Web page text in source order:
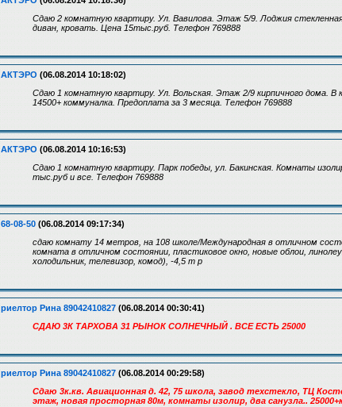
Сдаю 2 комнатную квартиру. Ул. Вавилова. Этаж 5/9. Лоджия
диван, кровать. Цена 15тыс.руб. Телефон 769888
АКТЭРО (06.08.2014 10:18:02)
Сдаю 1 комнатную квартиру. Ул. Вольская. Этаж 2/9 кирпичного дома.
14500+ коммуналка. Предоплата за 3 месяца. Телефон 769888
АКТЭРО (06.08.2014 10:16:53)
Сдаю 1 комнатную квартиру. Парк победы, ул. Бакинская. Комнаты
тыс.руб и все. Телефон 769888
68-08-50 (06.08.2014 09:17:34)
сдаю комнату 14 метров, на 108 школе/Международная в отличном
комната в отличном состоянии, пластиковое окно, новые облои,
холодильник, телевизор, комод), -4,5 т р
риелтор Рина 89042410827 (06.08.2014 00:30:41)
СДАЮ 3К ТАРХОВА 31 РЫНОК СОЛНЕЧНЫЙ . ВСЕ ЕСТЬ 25000
риелтор Рина 89042410827 (06.08.2014 00:29:58)
Сдаю 3к.кв. Авиационная д. 42, 75 школа, завод техстекло, ТЦ
этаж, новая просторная 80м, комнаты изолир, два санузла..